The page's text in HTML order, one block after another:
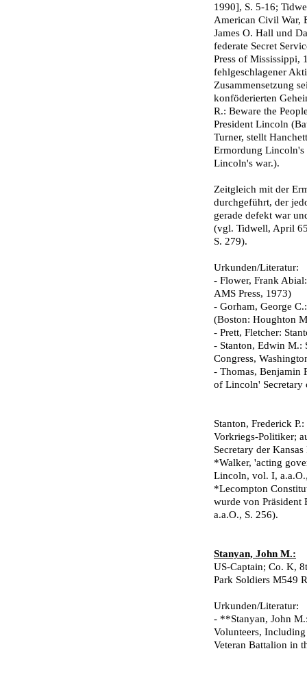
1990], S. 5-16;
American Civil War,
James O. Hall und
federate Secret
Press of Mississippi,
fehlgeschlagener
Zusammensetzung
konföderierten
R.: Beware the
President Lincoln
Turner, stellt
Ermordung Lincoln's
Lincoln's war.).
Zeitgleich mit der
durchgeführt, der
gerade defekt war
(vgl. Tidwell, April
S. 279).
Urkunden/Literatur:
- Flower, Frank
AMS Press, 1973)
- Gorham, George
(Boston: Houghton
- Prett, Fletcher:
- Stanton, Edwin M.:
Congress,
- Thomas, Benjamin
of Lincoln'
Stanton, Frederick P.:
Vorkriegs-Politiker;
Secretary der
*Walker, 'acting
Lincoln, vol. I,
*Lecompton
wurde von Präsident
a.a.O., S. 256).
Stanyan, John M.:
US-Captain; Co. K,
Park Soldiers M549
Urkunden/Literatur:
- **Stanyan, John
Volunteers,
Veteran Battalion in